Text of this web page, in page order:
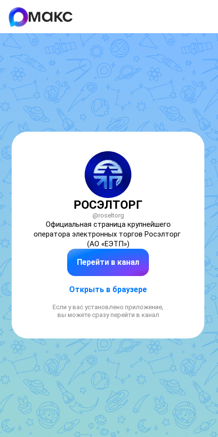
РОСЭЛТОРГ
@roseltorg
Официальная страница крупнейшего
оператора электронных торгов Росэлторг
(АО «ЕЭТП»)
Перейти в канал
Открыть в браузере
Если у вас установлено приложение,
вы можете сразу перейти в канал